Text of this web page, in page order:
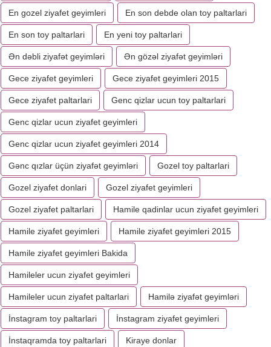
En gozel ziyafet geyimleri En son debde olan toy paltarlari
En son toy paltarlari En yeni toy paltarlari
Ən dəbli ziyafət geyimləri Ən gözəl ziyafət geyimləri
Gece ziyafet geyimleri Gece ziyafet geyimleri 2015
Gece ziyafet paltarlari Genc qizlar ucun toy paltarlari
Genc qizlar ucun ziyafet geyimleri
Genc qizlar ucun ziyafet geyimleri 2014
Gənc qızlar üçün ziyafət geyimləri Gozel toy paltarlari
Gozel ziyafet donlari Gozel ziyafet geyimleri
Gozel ziyafet paltarlari Hamile qadinlar ucun ziyafet geyimleri
Hamile ziyafet geyimleri Hamile ziyafet geyimleri 2015
Hamile ziyafet geyimleri Bakida
Hamileler ucun ziyafet geyimleri
Hamileler ucun ziyafet paltarlari Hamilə ziyafət geyimləri
İnstagram toy paltarlari İnstagram ziyafet geyimleri
İnstaqramda toy paltarlari Kiraye donlar